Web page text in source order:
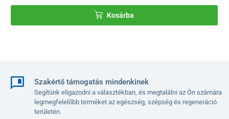
Kosárba
Szakértő támogatás mindenkinek
Segítünk eligazodni a választékban, és megtalálni az Ön számára
legmegfelelőbb terméket az egészség, szépség és regeneráció
területén.